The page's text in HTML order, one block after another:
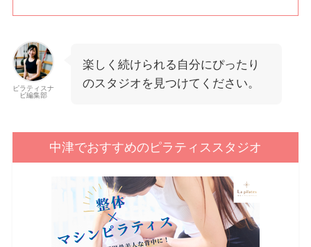
ピラティスナ
ビ編集部
楽しく続けられる自分にぴったり
のスタジオを見つけてください。
中津でおすすめのピラティススタジオ